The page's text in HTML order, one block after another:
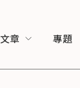
文章 專題